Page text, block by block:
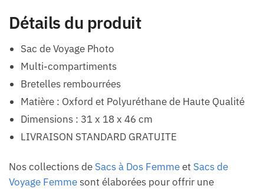
Détails du produit
Sac de Voyage Photo
Multi-compartiments
Bretelles rembourrées
Matière : Oxford et Polyuréthane de Haute Qualité
Dimensions : 31 x 18 x 46 cm
LIVRAISON STANDARD GRATUITE
Nos collections de Sacs à Dos Femmeet Sacs de
Voyage Femmesont élaborées pour offrir une